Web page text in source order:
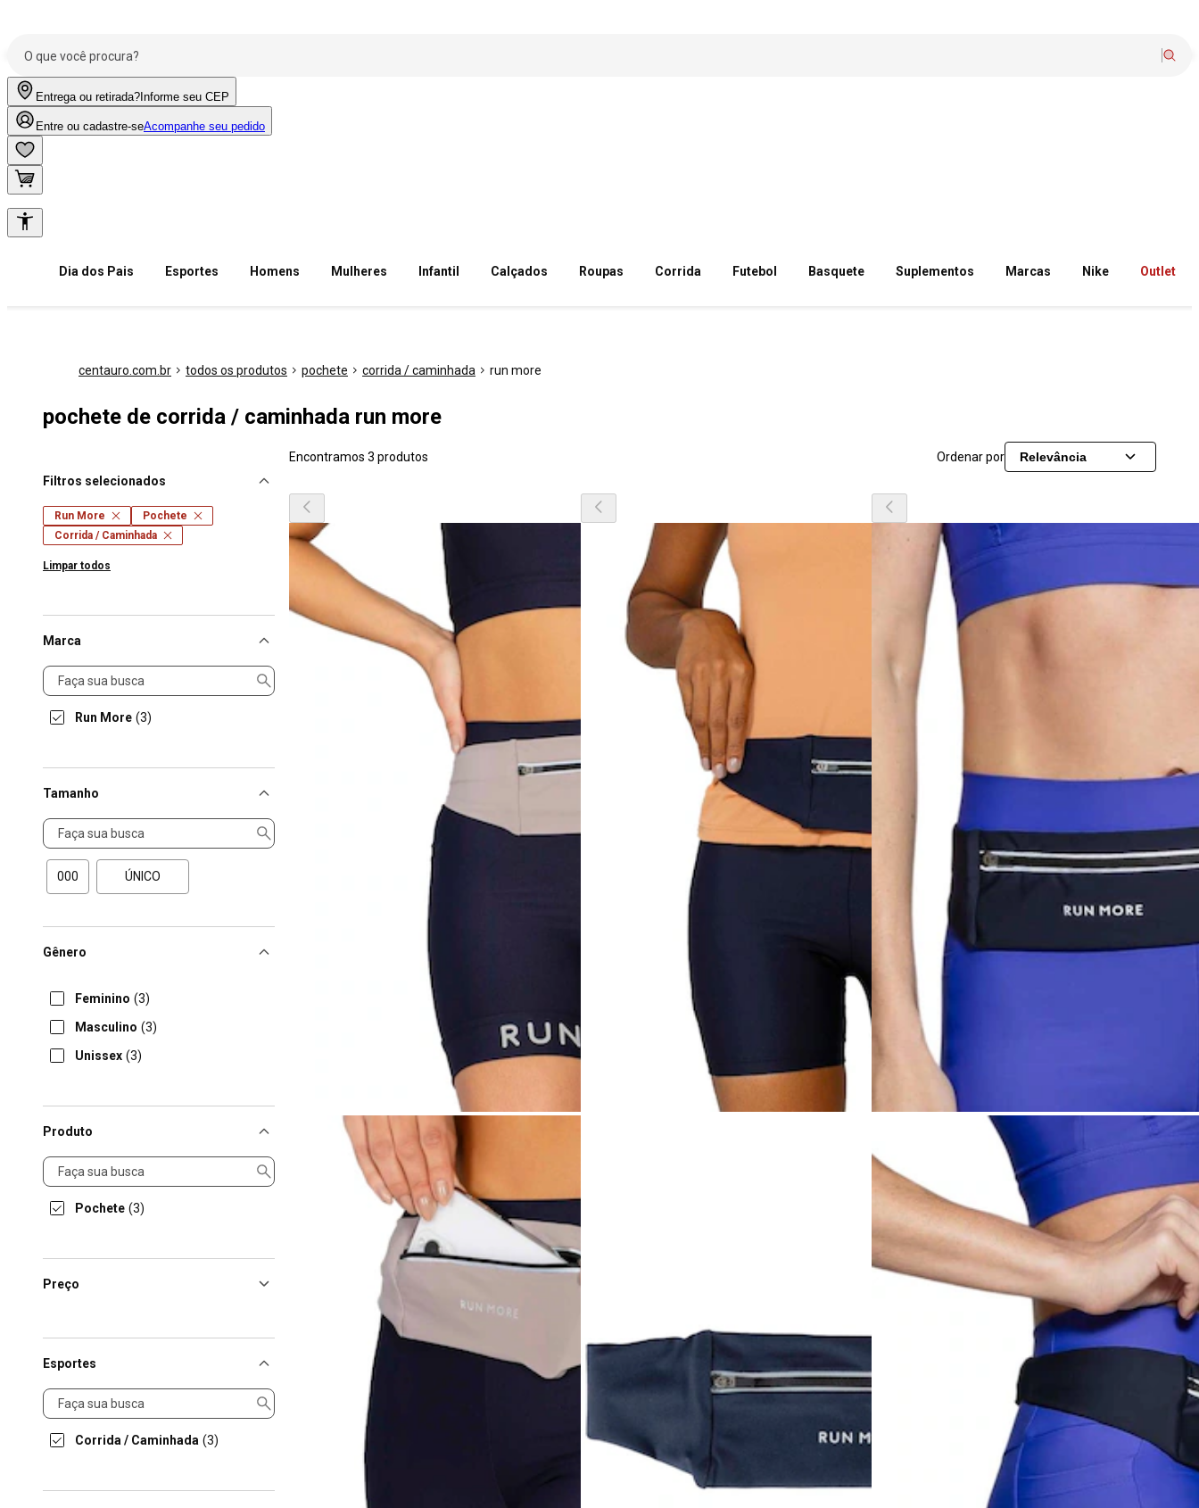
Entrega ou retirada? Informe seu CEP
Entre ou cadastre-seAcompanhe seu pedido
Dia dos Pais Esportes Homens Mulheres Infantil Calçados Roupas Corrida Futebol Basquete Suplementos Marcas Nike Outlet
centauro.com.br todos os produtos pochete corrida / caminhada run more
pochete de corrida / caminhada run more
Filtros selecionados
Run More
Pochete
Corrida / Caminhada
Limpar todos
Marca
Marca
Run More (3)
Tamanho
Tamanho
000 ÚNICO
Gênero
Feminino (3)
Masculino (3)
Unissex (3)
Produto
Produto
Pochete (3)
Preço
Esportes
Esportes
Corrida / Caminhada (3)
Encontramos 3 produtos Ordenar por Relevância